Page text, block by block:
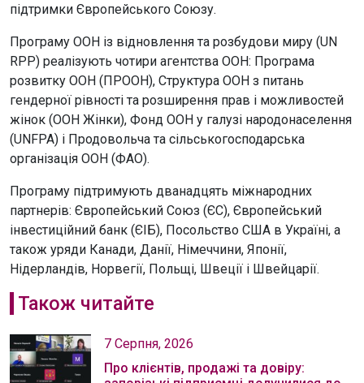
підтримки Європейського Союзу.
Програму ООН із відновлення та розбудови миру (UN
RPP) реалізують чотири агентства ООН: Програма
розвитку ООН (ПРООН), Структура ООН з питань
гендерної рівності та розширення прав і можливостей
жінок (ООН Жінки), Фонд ООН у галузі народонаселення
(UNFPA) і Продовольча та сільськогосподарська
організація ООН (ФАО).
Програму підтримують дванадцять міжнародних
партнерів: Європейський Союз (ЄС), Європейський
інвестиційний банк (ЄІБ), Посольство США в Україні, а
також уряди Канади, Данії, Німеччини, Японії,
Нідерландів, Норвегії, Польщі, Швеції і Швейцарії.
Також читайте
7 Серпня, 2026
Про клієнтів, продажі та довіру: